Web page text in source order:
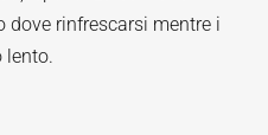
dove rinfrescarsi mentre i
lento.